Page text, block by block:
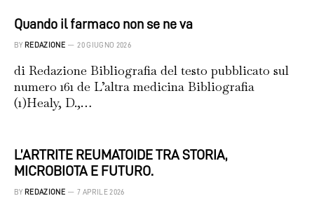
Quando il farmaco non se ne va
BY REDAZIONE 20 GIUGNO 2026
di Redazione Bibliografia del testo pubblicato sul
numero 161 de L’altra medicina Bibliografia
(1)Healy, D.,…
L’ARTRITE REUMATOIDE TRA STORIA,
MICROBIOTA E FUTURO.
BY REDAZIONE 7 APRILE 2026